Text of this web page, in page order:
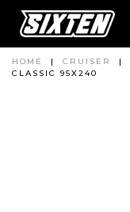
HOME | CRUISER |
CLASSIC 95X240